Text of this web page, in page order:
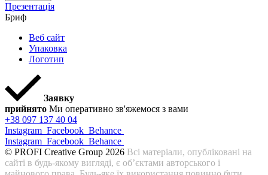
Презентація
Бриф
Веб сайт
Упаковка
Логотип
Заявку
прийнято Ми оперативно зв'яжемося з вами
+38 097 137 40 04
Instagram Facebook Behance
Instagram Facebook Behance
© PROFI Creative Group 2026 Всі матеріали, опубліковані на
сайті в будь-якому вигляді, є об’єктами авторського і